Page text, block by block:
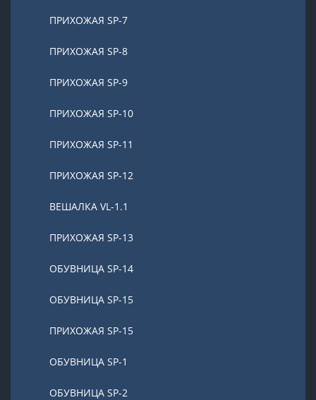
ПРИХОЖАЯ SP-7
ПРИХОЖАЯ SP-8
ПРИХОЖАЯ SP-9
ПРИХОЖАЯ SP-10
ПРИХОЖАЯ SP-11
ПРИХОЖАЯ SP-12
ВЕШАЛКА VL-1.1
ПРИХОЖАЯ SP-13
ОБУВНИЦА SP-14
ОБУВНИЦА SP-15
ПРИХОЖАЯ SP-15
ОБУВНИЦА SP-1
ОБУВНИЦА SP-2